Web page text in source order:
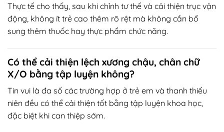
Thực tế cho thấy, sau khi chỉnh tư thế và cải thiện trục vận
động, không ít trẻ cao thêm rõ rệt mà không cần bổ
sung thêm thuốc hay thực phẩm chức năng.
Có thể cải thiện lệch xương chậu, chân chữ
X/O bằng tập luyện không?
Tin vui là đa số các trường hợp ở trẻ em và thanh thiếu
niên đều có thể cải thiện tốt bằng tập luyện khoa học,
đặc biệt khi can thiệp sớm.